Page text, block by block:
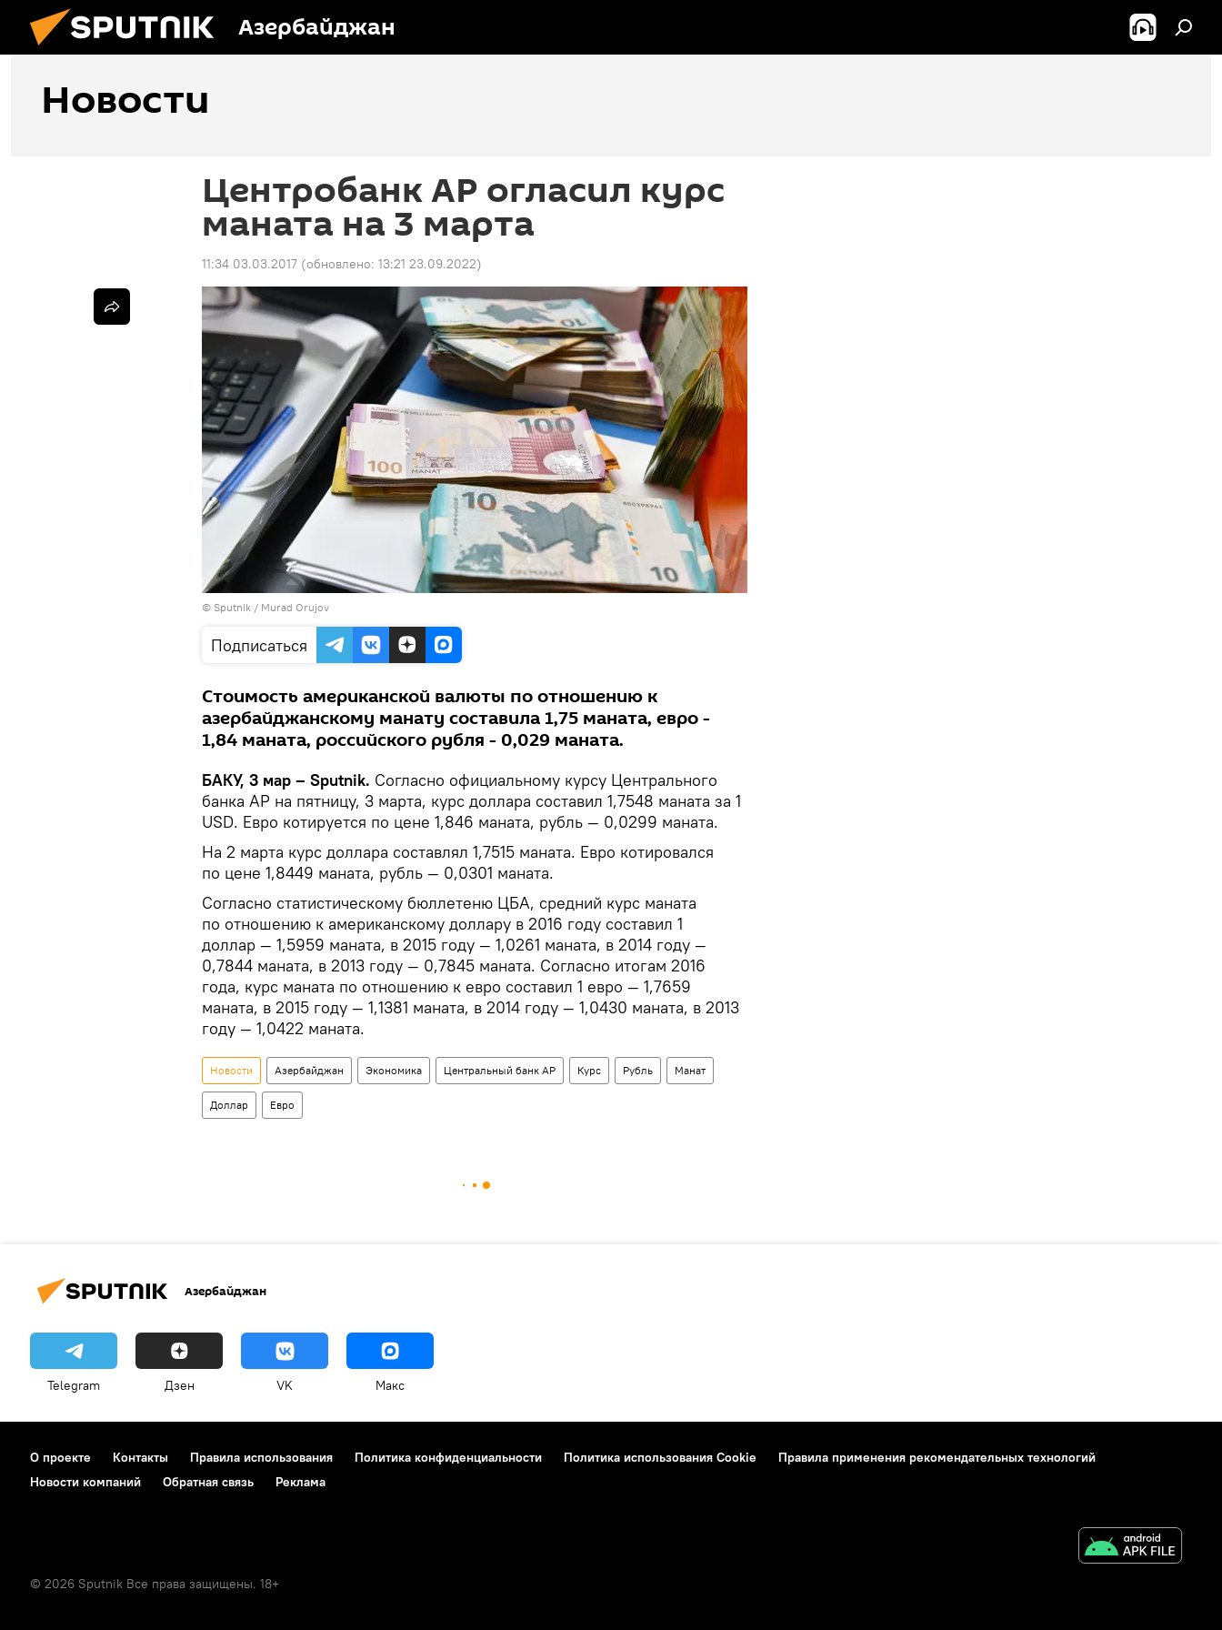
Азербайджан
Новости
Центробанк АР огласил курс
маната на 3 марта
11:34 03.03.2017 (обновлено: 13:21 23.09.2022)
© Sputnik / Murad Orujov
Подписаться
Стоимость американской валюты по отношению к
азербайджанскому манату составила 1,75 маната, евро -
1,84 маната, российского рубля - 0,029 маната.
БАКУ, 3 мар – Sputnik. Согласно официальному курсу Центрального
банка АР на пятницу, 3 марта, курс доллара составил 1,7548 маната за 1
USD. Евро котируется по цене 1,846 маната, рубль — 0,0299 маната.
На 2 марта курс доллара составлял 1,7515 маната. Евро котировался
по цене 1,8449 маната, рубль — 0,0301 маната.
Согласно статистическому бюллетеню ЦБА, средний курс маната
по отношению к американскому доллару в 2016 году составил 1
доллар — 1,5959 маната, в 2015 году — 1,0261 маната, в 2014 году —
0,7844 маната, в 2013 году — 0,7845 маната. Согласно итогам 2016
года, курс маната по отношению к евро составил 1 евро — 1,7659
маната, в 2015 году — 1,1381 маната, в 2014 году — 1,0430 маната, в 2013
году — 1,0422 маната.
Новости Азербайджан Экономика Центральный банк АР Курс Рубль Манат
Доллар Евро
Азербайджан
Telegram Дзен VK Макс
О проекте Контакты Правила использования Политика конфиденциальности Политика использования Cookie
Правила применения рекомендательных технологий
Новости компаний
Обратная связь Реклама
© 2026 Sputnik Все права защищены. 18+